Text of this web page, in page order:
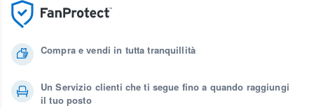
Compra e vendi in tutta tranquillità
Un Servizio clienti che ti segue fino a quando raggiungi
il tuo posto